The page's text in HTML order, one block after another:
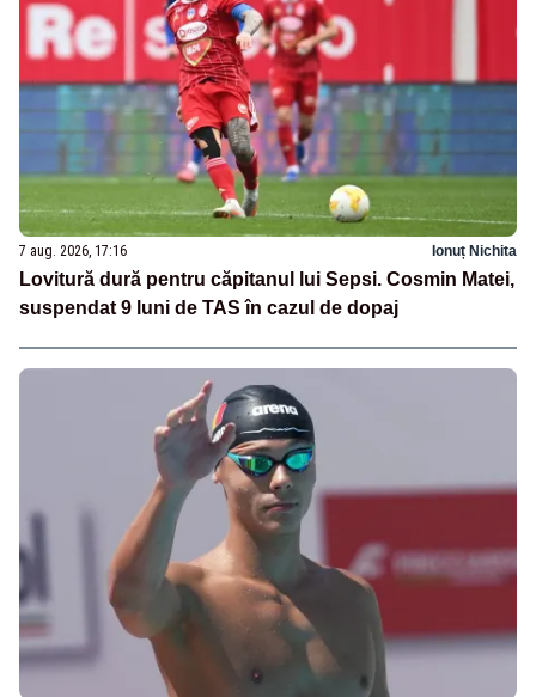
7 aug. 2026, 17:16 Ionuț Nichita
Lovitură dură pentru căpitanul lui Sepsi. Cosmin Matei,
suspendat 9 luni de TAS în cazul de dopaj